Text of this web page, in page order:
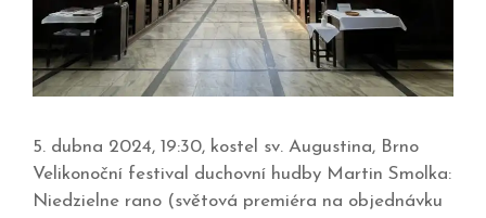
5. dubna 2024, 19:30, kostel sv. Augustina, Brno
Velikonoční festival duchovní hudby Martin Smolka:
Niedzielne rano (světová premiéra na objednávku